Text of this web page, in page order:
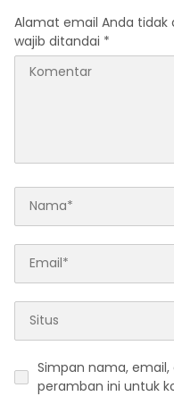
Alamat email Anda tidak
wajib ditandai *
Simpan nama,
peramban ini untuk